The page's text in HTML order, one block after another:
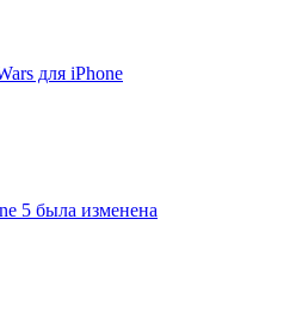
для iPhone
5 была изменена